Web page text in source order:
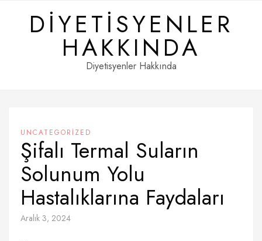
DIYETISYENLER
HAKKINDA
Diyetisyenler Hakkında
UNCATEGORIZED
Şifalı Termal Suların
Solunum Yolu
Hastalıklarına Faydaları
Aralık 3, 2024